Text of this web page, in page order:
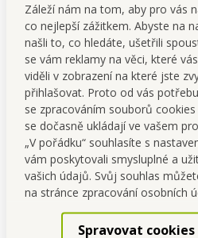
Záleží nám na tom, aby pro vás
co nejlepší zážitkem. Abyste na
našli to, co hledáte, ušetřili
se vám reklamy na věci, které
viděli v zobrazení na které jste
přihlašovat. Proto od vás
se zpracováním souborů
se dočasně ukládají ve vašem
„V pořádku“ souhlasíte s
vám poskytovali smysluplné a
vašich údajů. Svůj souhlas
na stránce zpracování osobních
Spravovat cookies
Tipy na umístění
Zavěste ji navánoční stromek
duhové odlesky.
Použijte jakodekoraci do
světlo.
Vložte ji dověnce či
dominantní prvek.
Kombinujte s dalšími
KRÁLOVSTVÍpro harmonický
FAQ – vaše nejčastější dotazy